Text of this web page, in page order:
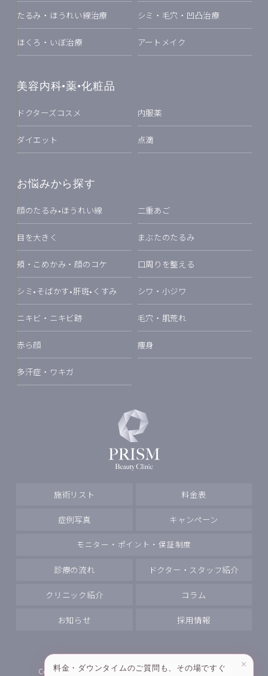
たるみ・ほうれい線治療 シミ・毛穴・凹凸治療
ほくろ・いぼ治療 アートメイク
美容内科•薬•化粧品
ドクターズコスメ 内服薬
ダイエット 点滴
お悩みから探す
顔のたるみ•ほうれい線 二重あご
目を大きく まぶたのたるみ
頬・こめかみ・顔のコケ 口周りを整える
シミ•そばかす•肝斑•くすみ シワ・小ジワ
ニキビ・ニキビ跡 毛穴・肌荒れ
赤ら顔 痩身
多汗症・ワキガ
施術リスト 料金表
症例写真 キャンペーン
モニター・ポイント・保証制度
診療の流れ ドクター・スタッフ紹介
クリニック紹介 コラム
お知らせ 採用情報
Copyright PRISM Beauty Clinic All rights reserved.
料金・ダウンタイムのご質問も、その場ですぐ
✕